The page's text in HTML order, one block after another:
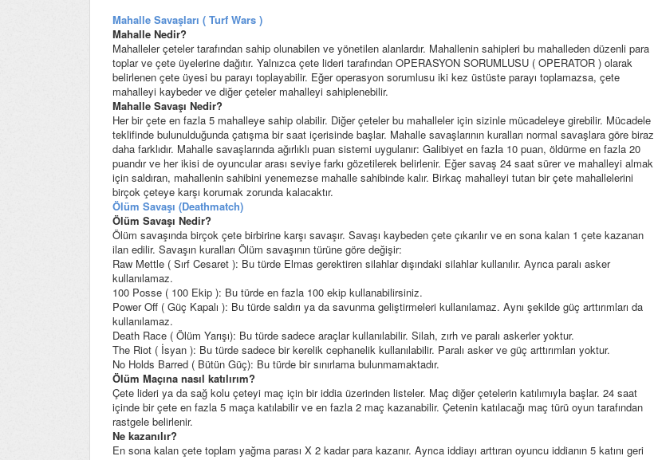
Mahalle Savaşları ( Turf Wars )
Mahalle Nedir?
Mahalleler çeteler tarafından sahip olunabilen ve yönetilen alanlardır. Mahallenin sahipleri bu mahalleden düzenli para
toplar ve çete üyelerine dağıtır. Yalnızca çete lideri tarafından OPERASYON SORUMLUSU ( OPERATOR ) olarak
belirlenen çete üyesi bu parayı toplayabilir. Eğer operasyon sorumlusu iki kez üstüste parayı toplamazsa, çete
mahalleyi kaybeder ve diğer çeteler mahalleyi sahiplenebilir.
Mahalle Savaşı Nedir?
Her bir çete en fazla 5 mahalleye sahip olabilir. Diğer çeteler bu mahalleler için sizinle mücadeleye girebilir. Mücadele
teklifinde bulunulduğunda çatışma bir saat içerisinde başlar. Mahalle savaşlarının kuralları normal savaşlara göre biraz
daha farklıdır. Mahalle savaşlarında ağırlıklı puan sistemi uygulanır: Galibiyet en fazla 10 puan, öldürme en fazla 20
puandır ve her ikisi de oyuncular arası seviye farkı gözetilerek belirlenir. Eğer savaş 24 saat sürer ve mahalleyi almak
için saldıran, mahallenin sahibini yenemezse mahalle sahibinde kalır. Birkaç mahalleyi tutan bir çete mahallelerini
birçok çeteye karşı korumak zorunda kalacaktır.
Ölüm Savaşı (Deathmatch)
Ölüm Savaşı Nedir?
Ölüm savaşında birçok çete birbirine karşı savaşır. Savaşı kaybeden çete çıkarılır ve en sona kalan 1 çete kazanan
ilan edilir. Savaşın kuralları Ölüm savaşının türüne göre değişir:
Raw Mettle ( Sırf Cesaret ): Bu türde Elmas gerektiren silahlar dışındaki silahlar kullanılır. Ayrıca paralı asker
kullanılamaz.
100 Posse ( 100 Ekip ): Bu türde en fazla 100 ekip kullanabilirsiniz.
Power Off ( Güç Kapalı ): Bu türde saldırı ya da savunma geliştirmeleri kullanılamaz. Aynı şekilde güç arttırımları da
kullanılamaz.
Death Race ( Ölüm Yarışı): Bu türde sadece araçlar kullanılabilir. Silah, zırh ve paralı askerler yoktur.
The Riot ( İsyan ): Bu türde sadece bir kerelik cephanelik kullanılabilir. Paralı asker ve güç arttırımları yoktur.
No Holds Barred ( Bütün Güç): Bu türde bir sınırlama bulunmamaktadır.
Ölüm Maçına nasıl katılırım?
Çete lideri ya da sağ kolu çeteyi maç için bir iddia üzerinden listeler. Maç diğer çetelerin katılımıyla başlar. 24 saat
içinde bir çete en fazla 5 maça katılabilir ve en fazla 2 maç kazanabilir. Çetenin katılacağı maç türü oyun tarafından
rastgele belirlenir.
Ne kazanılır?
En sona kalan çete toplam yağma parası X 2 kadar para kazanır. Ayrıca iddiayı arttıran oyuncu iddianın 5 katını geri